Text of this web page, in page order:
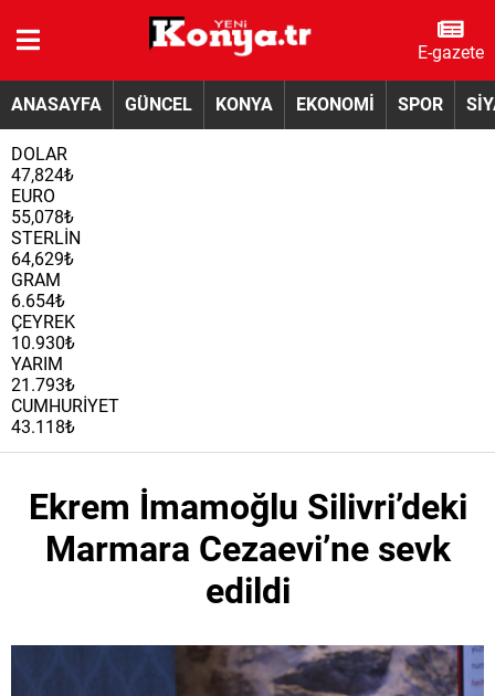
E-gazete
ANASAYFA GÜNCEL KONYA EKONOMİ SPOR
DOLAR
47,824₺
EURO
55,078₺
STERLİN
64,629₺
GRAM
6.654₺
ÇEYREK
10.930₺
YARIM
21.793₺
CUMHURİYET
43.118₺
Ekrem İmamoğlu Silivri’deki
Marmara Cezaevi’ne sevk
edildi